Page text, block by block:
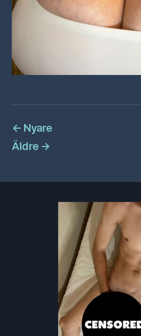
← Nyare
Äldre →